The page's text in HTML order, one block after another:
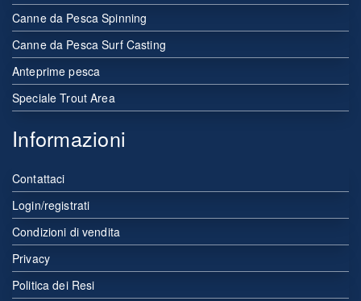
Canne da Pesca Spinning
Canne da Pesca Surf Casting
Anteprime pesca
Speciale Trout Area
Informazioni
Contattaci
Login/registrati
Condizioni di vendita
Privacy
Politica dei Resi